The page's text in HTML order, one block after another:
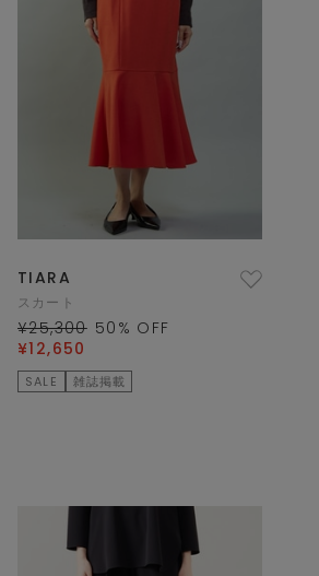
TIARA
スカート
¥25,300 50 % OFF
¥12,650
SALE 雑誌掲載